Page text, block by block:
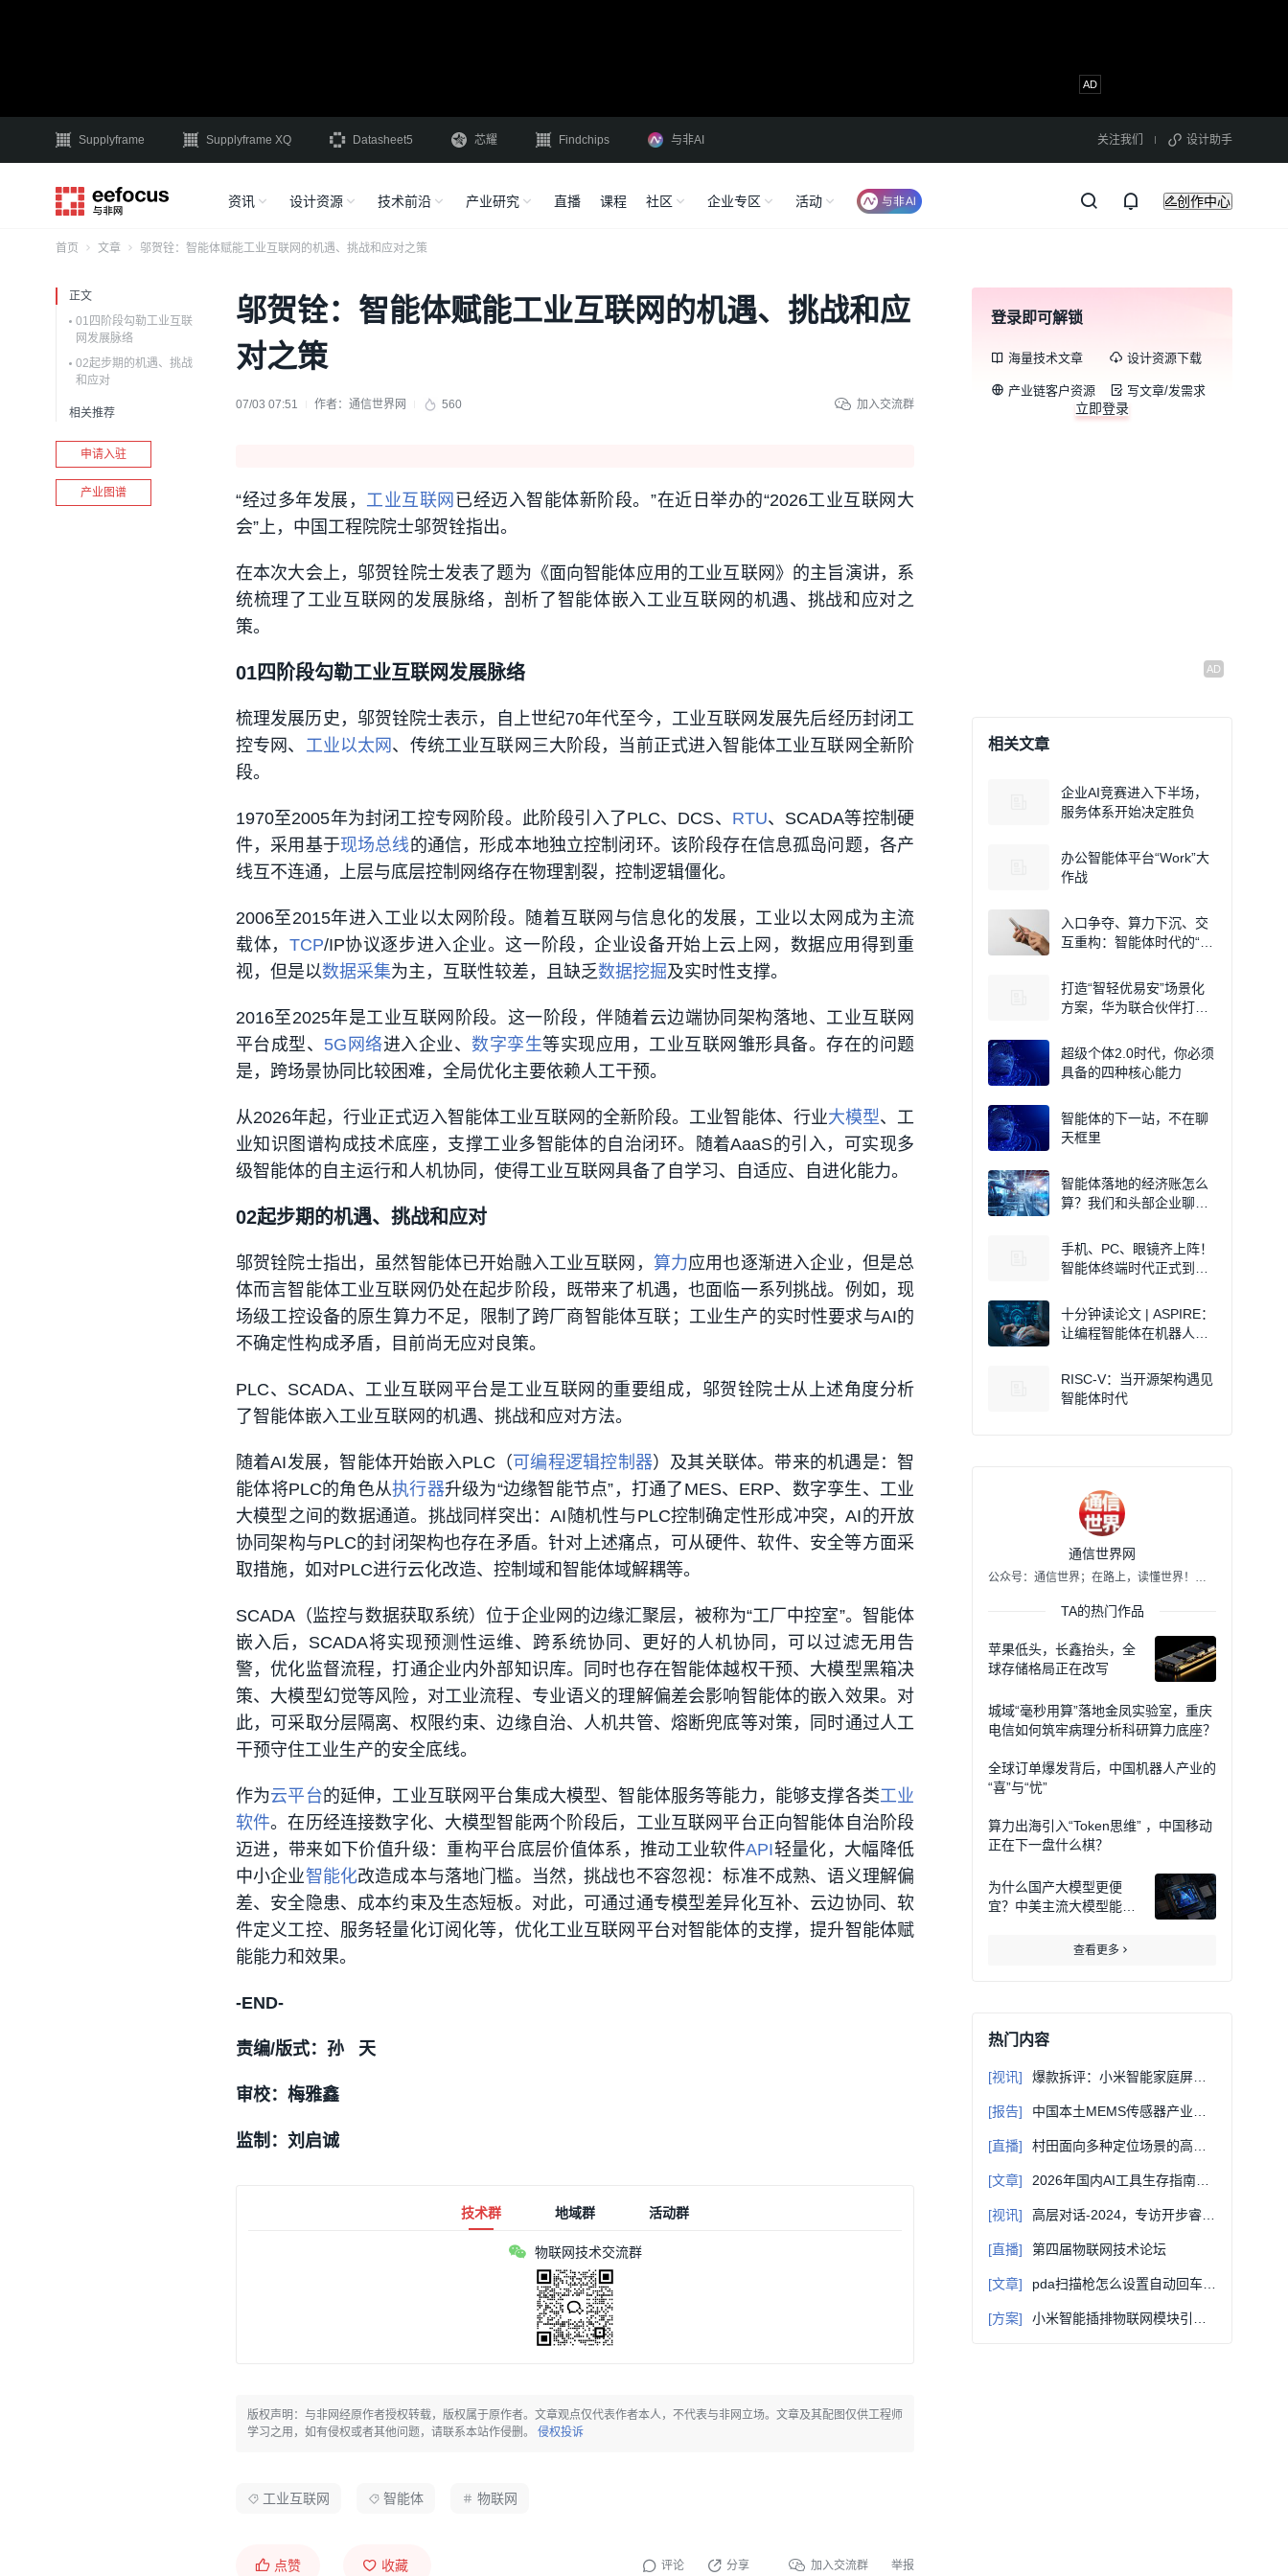
Supplyframe Supplyframe XQ Datasheet5 芯耀 Findchips 与非AI 关注我们 设计助手
资讯 设计资源 技术前沿 产业研究 直播 课程 社区 企业专区 活动 创作中心
首页 文章 邬贺铨：智能体赋能工业互联网的机遇、挑战和应对之策
正文
01四阶段勾勒工业互联
网发展脉络
02起步期的机遇、挑战
和应对
相关推荐
申请入驻
产业图谱
邬贺铨：智能体赋能工业互联网的机遇、挑战和应
对之策
07/03 07:51 作者： 通信世界网 560 加入交流群
“经过多年发展， 工业互联网 已经迈入智能体新阶段。”在近日举办的“2026工业互联网大
会”上，中国工程院院士邬贺铨指出。
在本次大会上，邬贺铨院士发表了题为《面向智能体应用的工业互联网》的主旨演讲，系
统梳理了工业互联网的发展脉络，剖析了智能体嵌入工业互联网的机遇、挑战和应对之
策。
01四阶段勾勒工业互联网发展脉络
梳理发展历史，邬贺铨院士表示，自上世纪70年代至今，工业互联网发展先后经历封闭工
控专网、 工业以太网 、传统工业互联网三大阶段，当前正式进入智能体工业互联网全新阶
段。
1970至2005年为封闭工控专网阶段。此阶段引入了PLC、DCS、 RTU、SCADA等控制硬
件，采用基于现场总线的通信，形成本地独立控制闭环。该阶段存在信息孤岛问题，各产
线互不连通，上层与底层控制网络存在物理割裂，控制逻辑僵化。
2006至2015年进入工业以太网阶段。随着互联网与信息化的发展，工业以太网成为主流
载体， TCP/IP协议逐步进入企业。这一阶段，企业设备开始上云上网，数据应用得到重
视，但是以数据采集为主，互联性较差，且缺乏数据挖掘及实时性支撑。
2016至2025年是工业互联网阶段。这一阶段，伴随着云边端协同架构落地、工业互联网
平台成型、 5G网络进入企业、 数字孪生等实现应用，工业互联网雏形具备。存在的问题
是，跨场景协同比较困难，全局优化主要依赖人工干预。
从2026年起，行业正式迈入智能体工业互联网的全新阶段。工业智能体、行业大模型、工
业知识图谱构成技术底座，支撑工业多智能体的自治闭环。随着AaaS的引入，可实现多
级智能体的自主运行和人机协同，使得工业互联网具备了自学习、自适应、自进化能力。
02起步期的机遇、挑战和应对
邬贺铨院士指出，虽然智能体已开始融入工业互联网， 算力应用也逐渐进入企业，但是总
体而言智能体工业互联网仍处在起步阶段，既带来了机遇，也面临一系列挑战。例如，现
场级工控设备的原生算力不足，限制了跨厂商智能体互联；工业生产的实时性要求与AI的
不确定性构成矛盾，目前尚无应对良策。
PLC、SCADA、工业互联网平台是工业互联网的重要组成，邬贺铨院士从上述角度分析
了智能体嵌入工业互联网的机遇、挑战和应对方法。
随着AI发展，智能体开始嵌入PLC（ 可编程逻辑控制器）及其关联体。带来的机遇是：智
能体将PLC的角色从执行器升级为“边缘智能节点”，打通了MES、ERP、数字孪生、工业
大模型之间的数据通道。挑战同样突出：AI随机性与PLC控制确定性形成冲突，AI的开放
协同架构与PLC的封闭架构也存在矛盾。针对上述痛点，可从硬件、软件、安全等方面采
取措施，如对PLC进行云化改造、控制域和智能体域解耦等。
SCADA（监控与数据获取系统）位于企业网的边缘汇聚层，被称为“工厂中控室”。智能体
嵌入后，SCADA将实现预测性运维、跨系统协同、更好的人机协同，可以过滤无用告
警，优化监督流程，打通企业内外部知识库。同时也存在智能体越权干预、大模型黑箱决
策、大模型幻觉等风险，对工业流程、专业语义的理解偏差会影响智能体的嵌入效果。对
此，可采取分层隔离、权限约束、边缘自治、人机共管、熔断兜底等对策，同时通过人工
干预守住工业生产的安全底线。
作为云平台的延伸，工业互联网平台集成大模型、智能体服务等能力，能够支撑各类工业
软件。在历经连接数字化、大模型智能两个阶段后，工业互联网平台正向智能体自治阶段
迈进，带来如下价值升级：重构平台底层价值体系，推动工业软件API轻量化，大幅降低
中小企业智能化改造成本与落地门槛。当然，挑战也不容忽视：标准不成熟、语义理解偏
差、安全隐患、成本约束及生态短板。对此，可通过通专模型差异化互补、云边协同、软
件定义工控、服务轻量化订阅化等，优化工业互联网平台对智能体的支撑，提升智能体赋
能能力和效果。
-END-
责编/版式：孙 天
审校：梅雅鑫
监制：刘启诚
技术群 地域群 活动群
物联网技术交流群
版权声明：与非网经原作者授权转载，版权属于原作者。文章观点仅代表作者本人，不代表与非网立场。文章及其配图仅供工程师
学习之用，如有侵权或者其他问题，请联系本站作侵删。 侵权投诉
工业互联网 智能体 物联网
点赞 收藏 评论 分享 加入交流群 举报
登录即可解锁
海量技术文章 设计资源下载
产业链客户资源 写文章/发需求
立即登录
相关文章
企业AI竞赛进入下半场，
服务体系开始决定胜负
办公智能体平台“Work”大
作战
入口争夺、算力下沉、交
互重构：智能体时代的“终
打造“智轻优易安”场景化
方案，华为联合伙伴打通
超级个体2.0时代，你必须
具备的四种核心能力
智能体的下一站，不在聊
天框里
智能体落地的经济账怎么
算？我们和头部企业聊了
手机、PC、眼镜齐上阵！
智能体终端时代正式到
十分钟读论文 | ASPIRE：
让编程智能体在机器人身
RISC-V：当开源架构遇见
智能体时代
通信世界网
公众号：通信世界；在路上，读懂世界！在这里，读懂通信！
TA的热门作品
苹果低头，长鑫抬头，全
球存储格局正在改写
城域“毫秒用算”落地金凤实验室，重庆
电信如何筑牢病理分析科研算力底座？
全球订单爆发背后，中国机器人产业的
“喜”与“忧”
算力出海引入“Token思维” ，中国移动
正在下一盘什么棋？
为什么国产大模型更便
宜？中美主流大模型能耗
查看更多
热门内容
[视讯] 爆款拆评：小米智能家庭屏拆解，10.1 英寸屏里藏着多少黑科技芯片？
[报告] 中国本土MEMS传感器产业地图（2025版）
[直播] 村田面向多种定位场景的高性能GNSS定位融合解决方案
[文章] 2026年国内AI工具生存指南：无需折腾，四款利器与一个终极聚合方案
[视讯] 高层对话-2024，专访开步睿思|无调阻技术在合金电阻的运用
[直播] 第四届物联网技术论坛
[文章] pda扫描枪怎么设置自动回车？手持PDA自动回车通用教程
[方案] 小米智能插排物联网模块引脚定义及其封装参数